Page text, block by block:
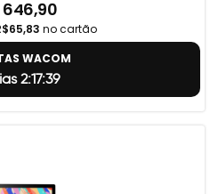
646,90
no cartão
WACOM
2:17:38